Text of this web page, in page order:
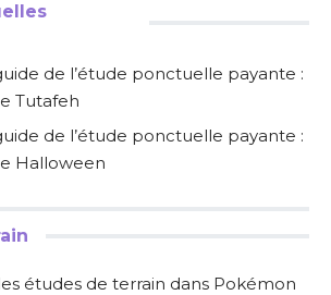
de l’étude ponctuelle payante :
Tutafeh
de l’étude ponctuelle payante :
Halloween
études de terrain dans Pokémon